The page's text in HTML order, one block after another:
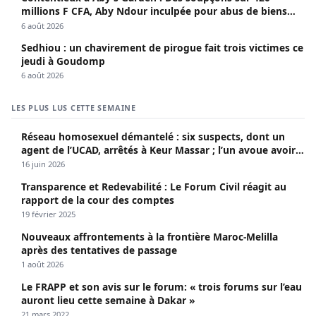
millions F CFA, Aby Ndour inculpée pour abus de biens
sociaux
6 août 2026
Sedhiou : un chavirement de pirogue fait trois victimes ce
jeudi à Goudomp
6 août 2026
LES PLUS LUS CETTE SEMAINE
Réseau homosexuel démantelé : six suspects, dont un
agent de l’UCAD, arrêtés à Keur Massar ; l’un avoue avoir
propagé le VIH depuis 2018
16 juin 2026
Transparence et Redevabilité : Le Forum Civil réagit au
rapport de la cour des comptes
19 février 2025
Nouveaux affrontements à la frontière Maroc-Melilla
après des tentatives de passage
1 août 2026
Le FRAPP et son avis sur le forum: « trois forums sur l’eau
auront lieu cette semaine à Dakar »